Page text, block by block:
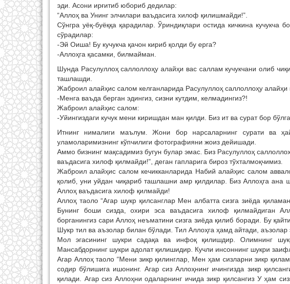
эди. Асони ирғитиб юбориб дедилар:
“Аллоҳ ва Унинг элчилари ваъдасига хилоф қилишмайди!”.
Сўнгра уёқ-буёққа қарадилар. Ўриндиқлари остида кичкина кучукча
сўрадилар:
-Эй Оиша! Бу кучукча қачон кириб қолди бу ерга?
-Аллоҳга қасамки, билмайман.
Шунда Расулуллоҳ саллоллоҳу алайҳи вас саллам кучукчани олиб
ташлашди.
Жаброил алайҳис салом келганларида Расулуллоҳ саллоллоҳу алайҳи
-Менга ваъда берган эдингиз, сизни кутдим, келмадингиз?!
Жаброил алайҳис салом:
-Уйингиздаги кучук мени киришдан ман қилди. Биз ит ва сурат бор
Итнинг нималиги маълум. Жони бор нарсаларнинг сурати ва
уламоларимизнинг кўпчилиги фотографияни жоиз дейишади.
Аммо бизнинг мақсадимиз бугун булар эмас. Биз Расулуллоҳ
ваъдасига хилоф қилмайди!”, деган гапларига бироз тўхталмоқчимиз.
Жаброил алайҳис салом кечикканларида Набий алайҳис салом
қолиб, уни уйдан чиқариб ташлашни амр қилдилар. Биз Аллоҳга ана
Аллоҳ ваъдасига хилоф қилмайди!
Аллоҳ таоло “Агар шукр қилсанглар Мен албатта сизга зиёда
Бунинг боши сизда, охири эса ваъдасига хилоф қилмайдиган
борганингиз сари Аллоҳ неъматини сизга зиёда қилиб боради. Бу
Шукр тил ва аъзолар билан бўлади. Тил Аллоҳга ҳамд айтади, аъзолар
Мол эгасининг шукри садақа ва инфоқ қилишдир. Олимнинг
Мансабдорнинг шукри адолат қилишидир. Кучли инсоннинг шукри
Агар Аллоҳ таоло “Мени зикр қилинглар, Мен ҳам сизларни зикр
содир бўлишига ишонинг. Агар сиз Аллоҳнинг ичингизда зикр
қилади. Агар сиз Аллоҳни одаларнинг ичида зикр қилсангиз У ҳам